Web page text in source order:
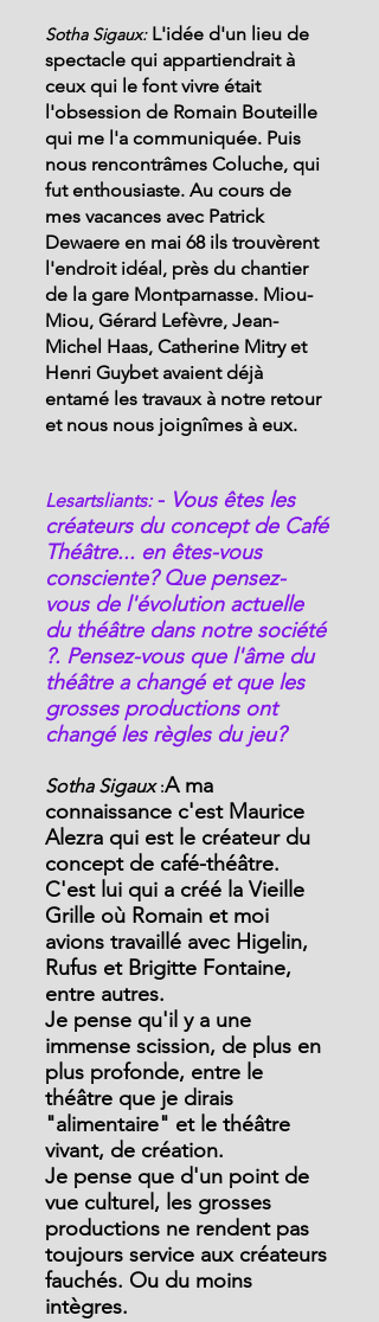
Sotha Sigaux: L'idée d'un lieu de
spectacle qui appartiendrait à
ceux qui le font vivre était
l'obsession de Romain Bouteille
qui me l'a communiquée. Puis
nous rencontrâmes Coluche, qui
fut enthousiaste. Au cours de
mes vacances avec Patrick
Dewaere en mai 68 ils trouvèrent
l'endroit idéal, près du chantier
de la gare Montparnasse. Miou-
Miou, Gérard Lefèvre, Jean-
Michel Haas, Catherine Mitry et
Henri Guybet avaient déjà
entamé les travaux à notre retour
et nous nous joignîmes à eux.
Lesartsliants: - Vous êtes les
créateurs du concept de Café
Théâtre... en êtes-vous
consciente? Que pensez-
vous de l'évolution actuelle
du théâtre dans notre société
?. Pensez-vous que l'âme du
théâtre a changé et que les
grosses productions ont
changé les règles du jeu?
Sotha Sigaux :A ma
connaissance c'est Maurice
Alezra qui est le créateur du
concept de café-théâtre.
C'est lui qui a créé la Vieille
Grille où Romain et moi
avions travaillé avec Higelin,
Rufus et Brigitte Fontaine,
entre autres.
Je pense qu'il y a une
immense scission, de plus en
plus profonde, entre le
théâtre que je dirais
"alimentaire" et le théâtre
vivant, de création.
Je pense que d'un point de
vue culturel, les grosses
productions ne rendent pas
toujours service aux créateurs
fauchés. Ou du moins
intègres.